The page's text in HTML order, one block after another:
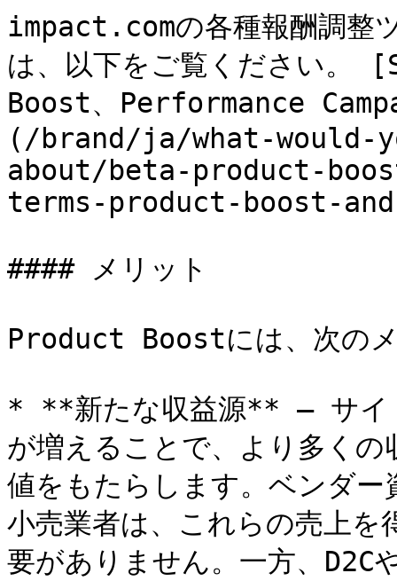
impact.comの各種報酬調整
は、以下をご覧ください
Boost、Performance
(/brand/ja/what-
about/beta-product-
terms-product-boost-
#### メリット
Product Boostには、次の
* **新たな収益源** — サイ
が増えることで、より多く
値をもたらします。ベンダ
小売業者は、これらの売上を
要がありません。一方、D2C